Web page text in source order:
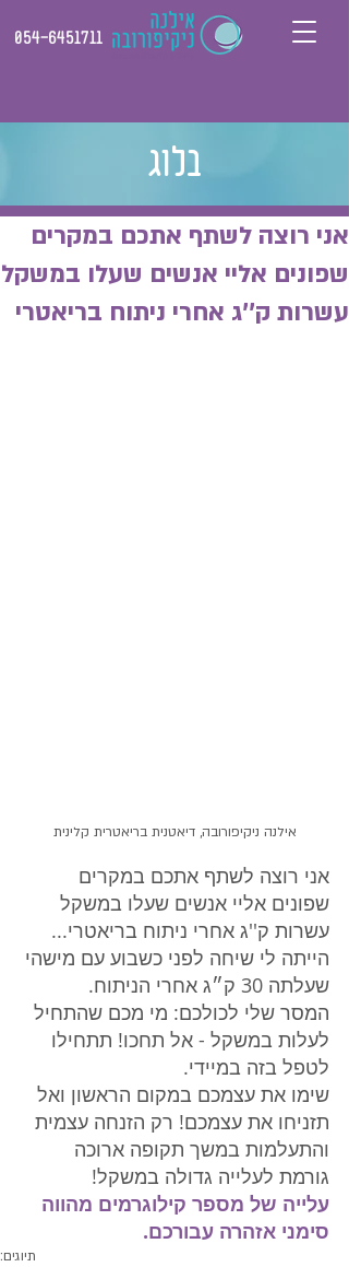
054-6451711
בלוג
אני רוצה לשתף אתכם במקרים
שפונים אליי אנשים שעלו במשקל
עשרות ק''ג אחרי ניתוח בריאטרי
אילנה ניקיפורובה, דיאטנית בריאטרית קלינית
אני רוצה לשתף אתכם במקרים
שפונים אליי אנשים שעלו במשקל
עשרות ק''ג אחרי ניתוח בריאטרי...
הייתה לי שיחה לפני כשבוע עם מישהי
שעלתה 30 ק״ג אחרי הניתוח.
המסר שלי לכולכם: מי מכם שהתחיל
לעלות במשקל - אל תחכו! תתחילו
לטפל בזה במיידי.
שימו את עצמכם במקום הראשון ואל
תזניחו את עצמכם! רק הזנחה עצמית
והתעלמות במשך תקופה ארוכה
גורמת לעלייה גדולה במשקל!
עלייה של מספר קילוגרמים מהווה
סימני אזהרה עבורכם.
תיוגים: